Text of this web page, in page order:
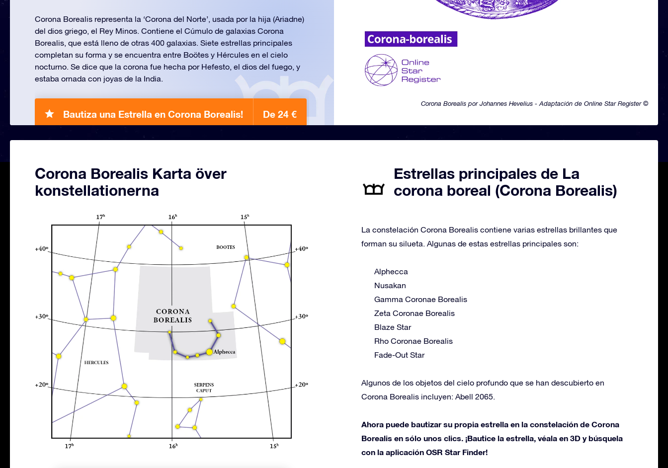
Corona Borealis por Johannes Hevelius - Adaptación de Online Star Register ©
Corona Borealis representa la ‘Corona del Norte’, usada por la hija (Ariadne)
del dios griego, el Rey Minos. Contiene el Cúmulo de galaxias Corona
Borealis, que está lleno de otras 400 galaxias. Siete estrellas principales
completan su forma y se encuentra entre Boötes y Hércules en el cielo
nocturno. Se dice que la corona fue hecha por Hefesto, el dios del fuego, y
estaba ornada con joyas de la India.
Bautiza una Estrella en Corona Borealis! De 24 €
Corona Borealis Karta över
konstellationerna
Estrellas principales de La
corona boreal (Corona Borealis)
La constelación Corona Borealis contiene varias estrellas brillantes que
forman su silueta. Algunas de estas estrellas principales son:
Alphecca
Nusakan
Gamma Coronae Borealis
Zeta Coronae Borealis
Blaze Star
Rho Coronae Borealis
Fade-Out Star
Algunos de los objetos del cielo profundo que se han descubierto en
Corona Borealis incluyen: Abell 2065.
Ahora puede bautizar su propia estrella en la constelación de Corona
Borealis en sólo unos clics. ¡Bautice la estrella, véala en 3D y búsquela
con la aplicación OSR Star Finder!